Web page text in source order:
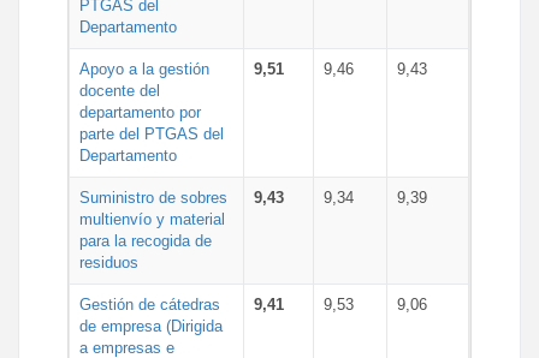
PTGAS del
Departamento
Apoyo a la gestión
docente del
departamento por
parte del PTGAS del
Departamento
9,51 9,46 9,43
Suministro de sobres
multienvío y material
para la recogida de
residuos
9,43 9,34 9,39
Gestión de cátedras
de empresa (Dirigida
a empresas e
9,41 9,53 9,06